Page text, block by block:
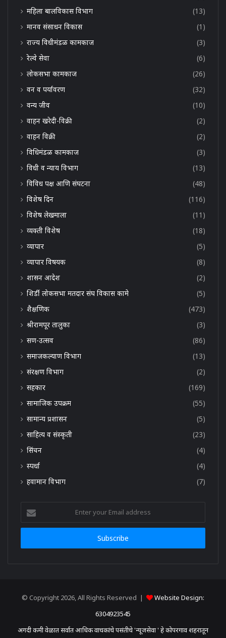
महिला बालविकास विभाग
(13)
मानव संसाधन विकास
(1)
राज्य विधीमंडळ कामकाज
(3)
रेल्वे सेवा
(6)
लोकसभा कामकाज
(26)
वन व पर्यावरण
(32)
वन्य जीव
(10)
वाहन खरेदी-विक्री
(2)
वाहन विक्री
(2)
विधिमंडळ कामकाज
(3)
विधी व न्याय विभाग
(13)
विविध पक्ष आणि संघटना
(48)
विशेष दिन
(116)
विशेष लेखमाला
(11)
व्यक्ती विशेष
(18)
व्यापार
(5)
व्यापार विषयक
(8)
शासन आदेश
(2)
शिर्डी लोकसभा मतदार संघ विकास कामे
(5)
शैक्षणिक
(473)
श्रीरामपूर तालुका
(3)
सण-उत्सव
(86)
समाजकल्याण विभाग
(13)
संरक्षण विभाग
(2)
सहकार
(169)
सामाजिक उपक्रम
(55)
सामान्य प्रशासन
(5)
साहित्य व संस्कृती
(23)
सिंचन
(4)
स्पर्धा
(4)
हवामान विभाग
(7)
your
Email
© Copyright 2026, All Rights Reserved |
Website Design:
6304923545
अगदी कमी वेळात सर्वात आधिक वाचकांचे पसंतीचे 'न्यूजसेवा ' हे कोपरगाव शहरातून